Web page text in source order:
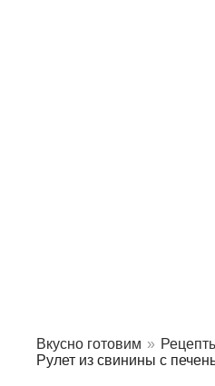
Вкусно готовим »
Рулет из свинины с